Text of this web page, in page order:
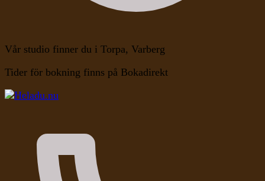
Vår studio finner du i Torpa, Varberg
Tider för bokning finns på Bokadirekt
Heladu.nu